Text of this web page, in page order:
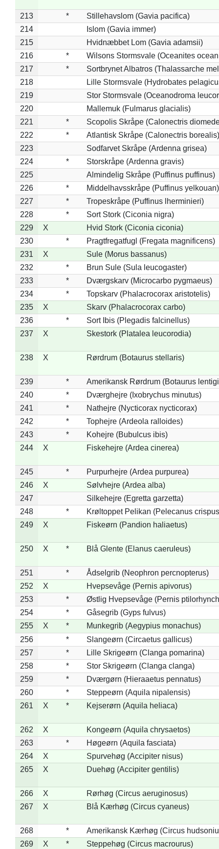
213 *
Stillehavslom (Gavia pacifica)
214
Islom (Gavia immer)
215
Hvidnæbbet Lom (Gavia adamsii)
216
*
Wilsons Stormsvale (Oceanites
217
*
Sortbrynet Albatros (Thalassarche
218
Lille Stormsvale (Hydrobates
219
Stor Stormsvale (Oceanodroma
220
Mallemuk (Fulmarus glacialis)
221
*
Scopolis Skråpe (Calonectris
222
*
Atlantisk Skråpe (Calonectris borealis)
223
Sodfarvet Skråpe (Ardenna grisea)
224
*
Storskråpe (Ardenna gravis)
225
Almindelig Skråpe (Puffinus puffinus)
226
*
Middelhavsskråpe (Puffinus yelkouan)
227
*
Tropeskråpe (Puffinus lherminieri)
228
*
Sort Stork (Ciconia nigra)
229
X
Hvid Stork (Ciconia ciconia)
230
*
Pragtfregatfugl (Fregata magnificens)
231
X
Sule (Morus bassanus)
232
*
Brun Sule (Sula leucogaster)
233
*
Dværgskarv (Microcarbo pygmaeus)
234
*
Topskarv (Phalacrocorax aristotelis)
235
X
Skarv (Phalacrocorax carbo)
236
*
Sort Ibis (Plegadis falcinellus)
237
X Skestork (Platalea leucorodia)
238 X Rørdrum (Botaurus stellaris)
239 *
Amerikansk Rørdrum (Botaurus
240
*
Dværghejre (Ixobrychus minutus)
241
*
Nathejre (Nycticorax nycticorax)
242
*
Tophejre (Ardeola ralloides)
243
*
Kohejre (Bubulcus ibis)
244
X Fiskehejre (Ardea cinerea)
245 *
Purpurhejre (Ardea purpurea)
246
X
Sølvhejre (Ardea alba)
247
Silkehejre (Egretta garzetta)
248
*
Krøltoppet Pelikan (Pelecanus
249
X Fiskeørn (Pandion haliaetus)
250 X * Blå Glente (Elanus caeruleus)
251 *
Ådselgrib (Neophron percnopterus)
252
X
Hvepsevåge (Pernis apivorus)
253
*
Østlig Hvepsevåge (Pernis
254
*
Gåsegrib (Gyps fulvus)
255
X *
Munkegrib (Aegypius monachus)
256
*
Slangeørn (Circaetus gallicus)
257
*
Lille Skrigeørn (Clanga pomarina)
258
*
Stor Skrigeørn (Clanga clanga)
259
*
Dværgørn (Hieraaetus pennatus)
260
*
Steppeørn (Aquila nipalensis)
261
X * Kejserørn (Aquila heliaca)
262 X
Kongeørn (Aquila chrysaetos)
263
*
Høgeørn (Aquila fasciata)
264
X
Spurvehøg (Accipiter nisus)
265
X Duehøg (Accipiter gentilis)
266 X
Rørhøg (Circus aeruginosus)
267
X Blå Kærhøg (Circus cyaneus)
268 *
Amerikansk Kærhøg (Circus
269
X * Steppehøg (Circus macrourus)